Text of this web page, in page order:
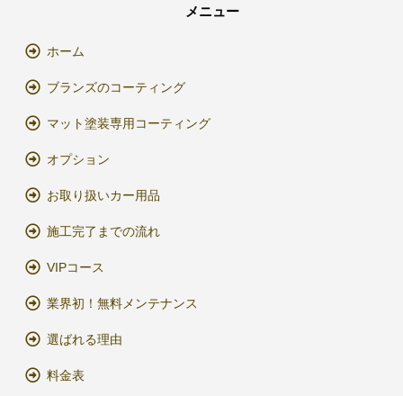
メニュー
ホーム
ブランズのコーティング
マット塗装専用コーティング
オプション
お取り扱いカー用品
施工完了までの流れ
VIPコース
業界初！無料メンテナンス
選ばれる理由
料金表